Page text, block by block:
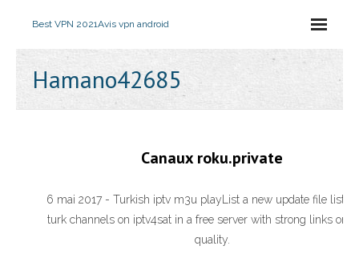
Best VPN 2021Avis vpn android
Hamano42685
Canaux roku.private
6 mai 2017 - Turkish iptv m3u playList a new update file list
turk channels on iptv4sat in a free server with strong links on
quality.